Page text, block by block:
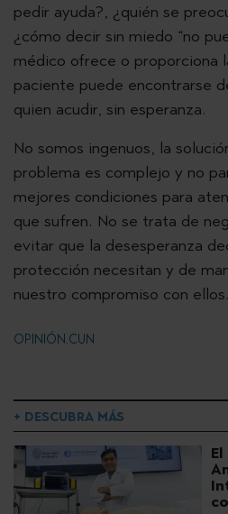
pedir ayuda?, ¿quién se
¿cómo decir sin miedo “no
médico ofrece o proporciona
paciente puede encontrarse
quien acudir, sin esperanza.
No somos ingenuos, la
problema es complejo y no
mejores condiciones para
que sufren. No se trata de
evitar que la desesperanza
protección necesitan y de
nuestro compromiso con ellos.
OPINIÓN.CUN
+ DESCUBRA MÁS